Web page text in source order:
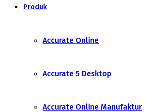
Produk
Accurate Online
Accurate 5 Desktop
Accurate Online Manufaktur